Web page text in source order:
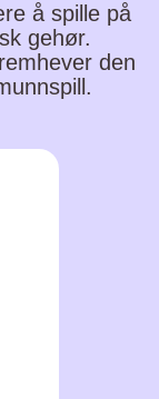
å spille på
gehør.
den